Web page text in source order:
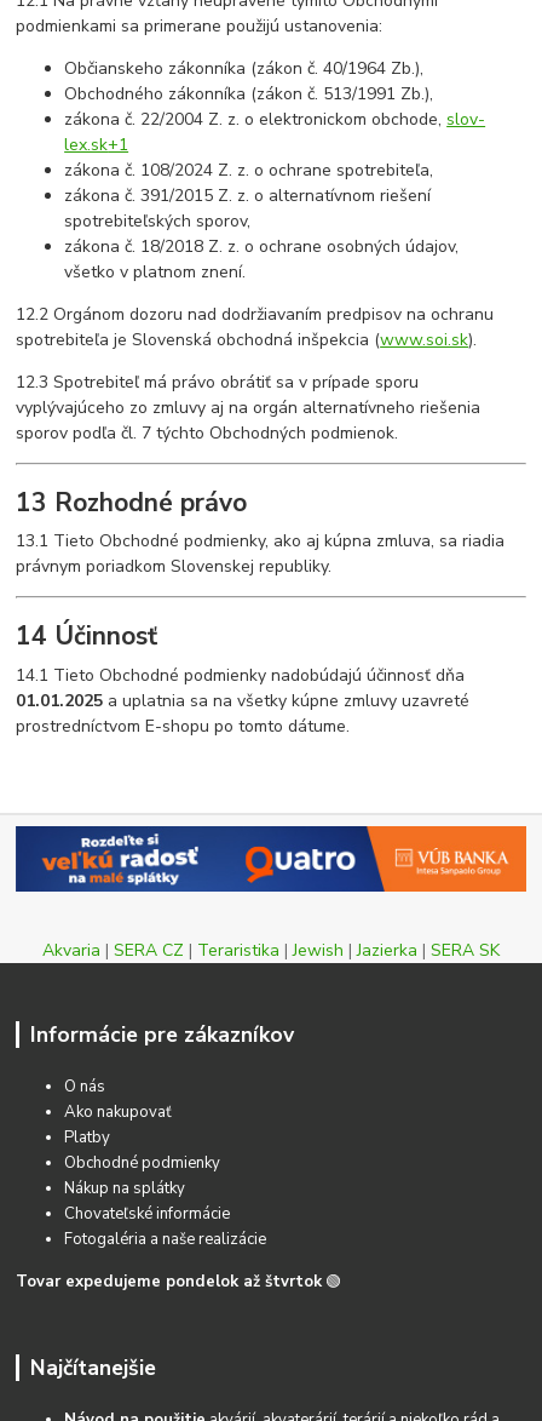
podmienkami sa primerane použijú ustanovenia:
Občianskeho zákonníka (zákon č. 40/1964 Zb.),
Obchodného zákonníka (zákon č. 513/1991 Zb.),
zákona č. 22/2004 Z. z. o elektronickom obchode,slov-
lex.sk+1
zákona č. 108/2024 Z. z. o ochrane spotrebiteľa,
zákona č. 391/2015 Z. z. o alternatívnom riešení
spotrebiteľských sporov,
zákona č. 18/2018 Z. z. o ochrane osobných údajov,
všetko v platnom znení.
12.2 Orgánom dozoru nad dodržiavaním predpisov na ochranu
spotrebiteľa je Slovenská obchodná inšpekcia (www.soi.sk).
12.3 Spotrebiteľ má právo obrátiť sa v prípade sporu
vyplývajúceho zo zmluvy aj na orgán alternatívneho riešenia
sporov podľa čl. 7 týchto Obchodných podmienok.
13 Rozhodné právo
13.1 Tieto Obchodné podmienky, ako aj kúpna zmluva, sa riadia
právnym poriadkom Slovenskej republiky.
14 Účinnosť
14.1 Tieto Obchodné podmienky nadobúdajú účinnosť dňa
01.01.2025 a uplatnia sa na všetky kúpne zmluvy uzavreté
prostredníctvom E-shopu po tomto dátume.
Akvaria | SERA CZ | Teraristika |Jewish |Jazierka | SERA SK
Informácie pre zákazníkov
O nás
Ako nakupovať
Platby
Obchodné podmienky
Nákup na splátky
Chovateľské informácie
Fotogaléria a naše realizácie
Tovar expedujeme pondelok až štvrtok 🟢
Najčítanejšie